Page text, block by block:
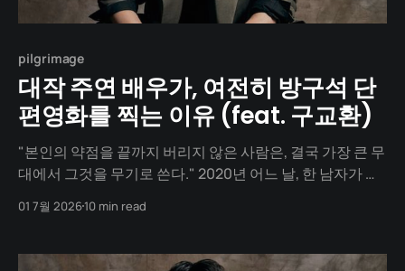
pilgrimage
대작 주연 배우가, 여전히 방구석 단
편영화를 찍는 이유 (feat. 구교환)
"본인의 약점을 끝까지 버리지 않은 사람은, 결국 가장 큰 무
대에서 그것을 무기로 쓴다." 2020년 어느 날, 한 남자가 연
서 가장 주목받는 대작, 좀비 블록버스터 「반도」의 악역
는 이름이 알려졌지만, 100억 대
01 7월 202610 min read